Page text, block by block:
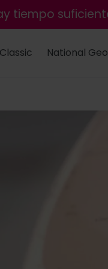
tiempo
Classic National